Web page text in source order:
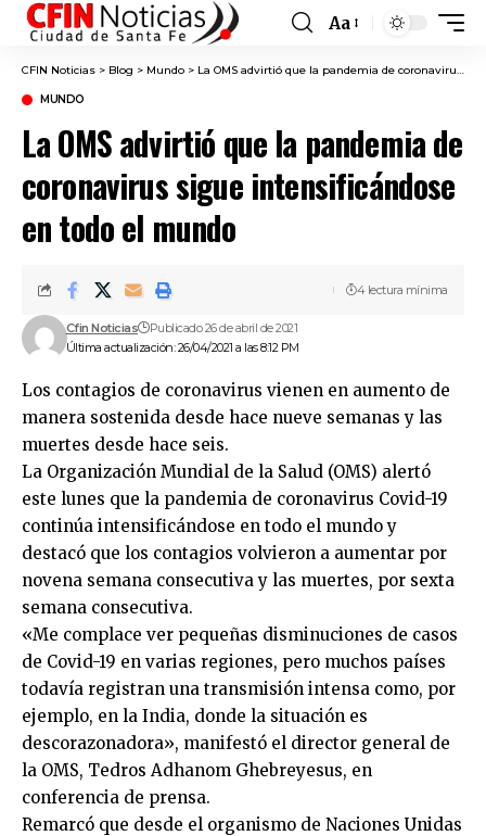
Font
Resizer
Aa
CFIN Noticias > Blog > Mundo > La OMS advirtió que la pandemia de coronavirus sigue intensificándose en todo el mundo
MUNDO
La OMS advirtió que la pandemia de
coronavirus sigue intensificándose
en todo el mundo
Última actualización: 26/04/2021 a las 8:12 PM
Cfin Noticias Publicado 26 de abril de 2021
4 lectura mínima
Los contagios de coronavirus vienen en aumento de
manera sostenida desde hace nueve semanas y las
muertes desde hace seis.
La Organización Mundial de la Salud (OMS) alertó
este lunes que la pandemia de coronavirus Covid-19
continúa intensificándose en todo el mundo y
destacó que los contagios volvieron a aumentar por
novena semana consecutiva y las muertes, por sexta
semana consecutiva.
«Me complace ver pequeñas disminuciones de casos
de Covid-19 en varias regiones, pero muchos países
todavía registran una transmisión intensa como, por
ejemplo, en la India, donde la situación es
descorazonadora», manifestó el director general de
la OMS, Tedros Adhanom Ghebreyesus, en
conferencia de prensa.
Remarcó que desde el organismo de Naciones Unidas